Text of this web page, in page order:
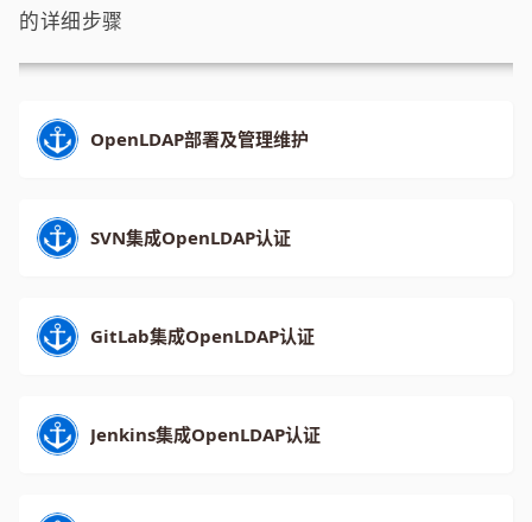
的详细步骤
OpenLDAP部署及管理维护
SVN集成OpenLDAP认证
GitLab集成OpenLDAP认证
Jenkins集成OpenLDAP认证